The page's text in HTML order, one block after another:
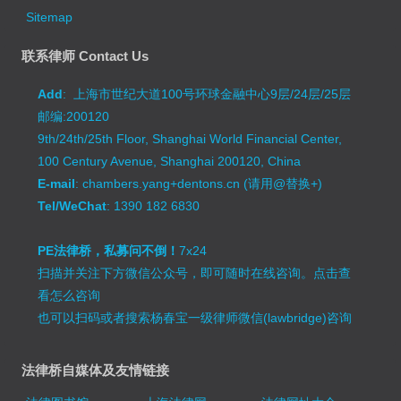
Sitemap
联系律师 Contact Us
Add: 上海市世纪大道100号环球金融中心9层/24层/25层
邮编:200120
9th/24th/25th Floor, Shanghai World Financial Center,
100 Century Avenue, Shanghai 200120, China
E-mail: chambers.yang+dentons.cn (请用@替换+)
Tel/WeChat: 1390 182 6830
PE法律桥，私募问不倒！7x24
扫描并关注下方微信公众号，即可随时在线咨询。 点击查
看怎么咨询
也可以扫码或者搜索杨春宝一级律师微信(lawbridge)咨询
法律桥自媒体及友情链接